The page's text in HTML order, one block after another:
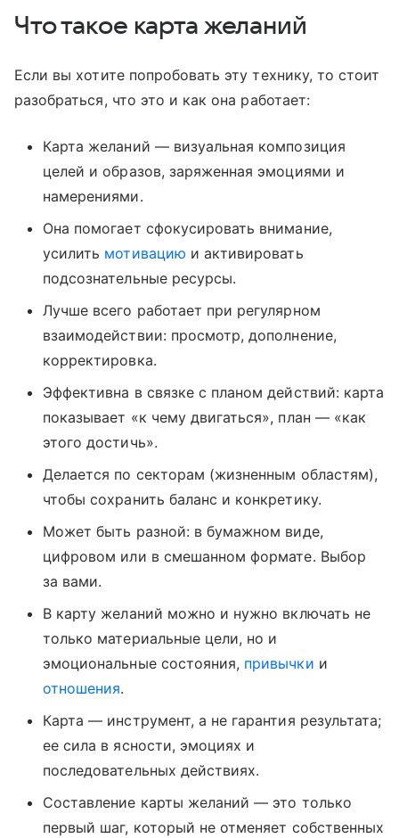
Что такое карта желаний
Если вы хотите попробовать эту технику, то стоит
разобраться, что это и как она работает:
Карта желаний — визуальная композиция
целей и образов, заряженная эмоциями и
намерениями.
Она помогает сфокусировать внимание,
усилить мотивацию и активировать
подсознательные ресурсы.
Лучше всего работает при регулярном
взаимодействии: просмотр, дополнение,
корректировка.
Эффективна в связке с планом действий: карта
показывает «к чему двигаться», план — «как
этого достичь».
Делается по секторам (жизненным областям),
чтобы сохранить баланс и конкретику.
Может быть разной: в бумажном виде,
цифровом или в смешанном формате. Выбор
за вами.
В карту желаний можно и нужно включать не
только материальные цели, но и
эмоциональные состояния, привычки и
отношения.
Карта — инструмент, а не гарантия результата;
ее сила в ясности, эмоциях и
последовательных действиях.
Составление карты желаний — это только
первый шаг, который не отменяет собственных